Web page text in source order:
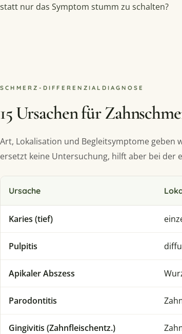
statt nur das Symptom stumm zu schalten?
SCHMERZ-DIFFERENZIALDIAGNOSE
15 Ursachen für
Art, Lokalisation und Begleitsymptome geben
ersetzt keine Untersuchung, hilft aber bei der
Ursache
Karies (tief)
Pulpitis
Apikaler Abszess
Parodontitis
Gingivitis (Zahnfleischentz.)